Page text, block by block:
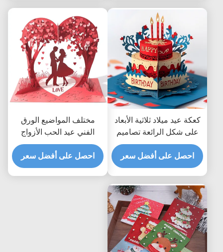
كعكة عيد ميلاد ثلاثية الأبعاد
على شكل الرائعة تصاميم
مختلفة لبطاقات تحية
مبتكرة حديثة ومبتكرة
احصل على أفضل سعر
مختلف المواضيع الورق
الفني عيد الحب الأزواج
بطاقات تحياتي مصنوعة من
الورق
احصل على أفضل سعر